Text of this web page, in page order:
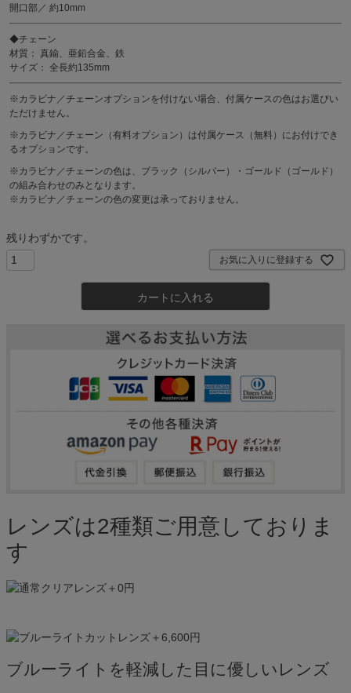
開口部／ 約10mm
◆チェーン
材質： 真鍮、亜鉛合金、鉄
サイズ： 全長約135mm
※カラビナ／チェーンオプションを付けない場合、付属ケースの色はお選びい
ただけません。
※カラビナ／チェーン（有料オプション）は付属ケース（無料）にお付けでき
るオプションです。
※カラビナ／チェーンの色は、ブラック（シルバー）・ゴールド（ゴールド）
の組み合わせのみとなります。
※カラビナ／チェーンの色の変更は承っておりません。
残りわずかです。
お気に入りに登録する
カートに入れる
レンズは2種類ご用意しておりま
す
ブルーライトを軽減した目に優しいレンズ